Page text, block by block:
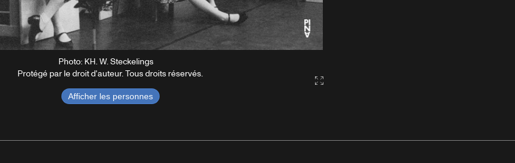
Photo: KH. W. Steckelings
Protégé par le droit d'auteur. Tous droits réservés.
Afficher les personnes
Gallery2:fullscreen